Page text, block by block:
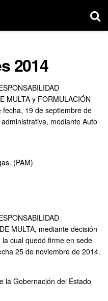
2014
MULTA y FORMULACIÓN
fecha, 19 de septiembre de
mediante Auto
(PAM)
MULTA, mediante decisión
cual quedó firme en sede
25 de noviembre de 2014.
la Gobernación del Estado